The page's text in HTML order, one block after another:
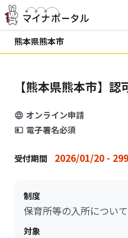
熊本県熊本市
【熊本県熊本市】
オンライン申請
電子署名必須
受付期間 2026/01/20 -
制度
保育所等の入所について
対象